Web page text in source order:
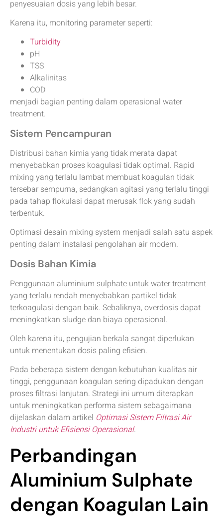
penyesuaian dosis yang lebih besar.
Karena itu, monitoring parameter seperti:
Turbidity
pH
TSS
Alkalinitas
COD
menjadi bagian penting dalam operasional water
treatment.
Sistem Pencampuran
Distribusi bahan kimia yang tidak merata dapat
menyebabkan proses koagulasi tidak optimal. Rapid
mixing yang terlalu lambat membuat koagulan tidak
tersebar sempurna, sedangkan agitasi yang terlalu tinggi
pada tahap flokulasi dapat merusak flok yang sudah
terbentuk.
Optimasi desain mixing system menjadi salah satu aspek
penting dalam instalasi pengolahan air modern.
Dosis Bahan Kimia
Penggunaan aluminium sulphate untuk water treatment
yang terlalu rendah menyebabkan partikel tidak
terkoagulasi dengan baik. Sebaliknya, overdosis dapat
meningkatkan sludge dan biaya operasional.
Oleh karena itu, pengujian berkala sangat diperlukan
untuk menentukan dosis paling efisien.
Pada beberapa sistem dengan kebutuhan kualitas air
tinggi, penggunaan koagulan sering dipadukan dengan
proses filtrasi lanjutan. Strategi ini umum diterapkan
untuk meningkatkan performa sistem sebagaimana
dijelaskan dalam artikel Optimasi Sistem Filtrasi Air
Industri untuk Efisiensi Operasional.
Perbandingan
Aluminium Sulphate
dengan Koagulan Lain